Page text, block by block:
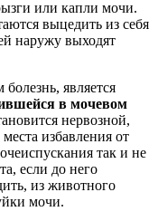
или капли мочи.
выцедить из себя
наружу выходят
является
в мочевом
нервозной,
избавления от
так и не
если до него
из животного
мочи.